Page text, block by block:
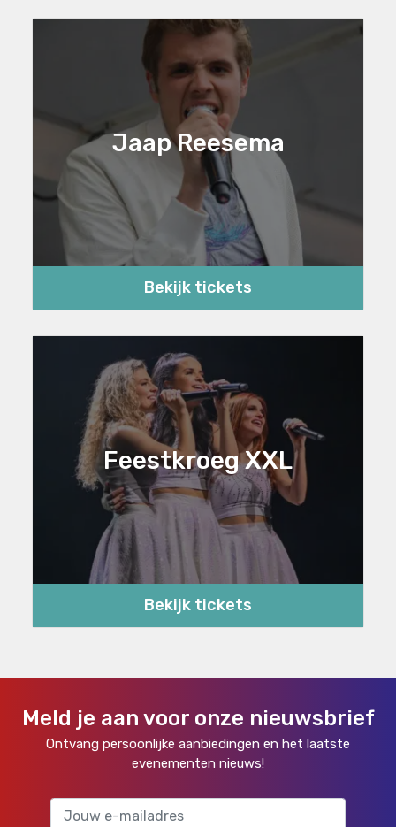
Jaap Reesema
Bekijk tickets
Feestkroeg XXL
Bekijk tickets
Meld je aan voor onze nieuwsbrief
Ontvang persoonlijke aanbiedingen en het laatste
evenementen nieuws!